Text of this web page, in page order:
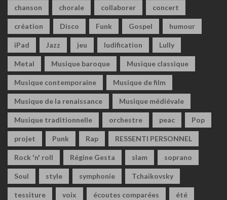
chanson chorale collaborer concert
création Disco Funk Gospel humour
iPad Jazz jeu ludification Lully
Metal Musique baroque Musique classique
Musique contemporaine Musique de film
Musique de la renaissance Musique médiévale
Musique traditionnelle orchestre peac Pop
projet Punk Rap RESSENTI PERSONNEL
Rock 'n' roll Régine Gesta slam soprano
Soul style symphonie Tchaïkovsky
tessiture voix écoutes comparées été